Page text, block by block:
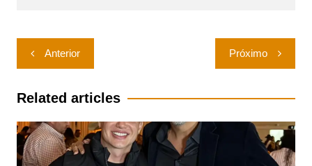
Navegação
de
Post
Anterior Próximo
Related articles